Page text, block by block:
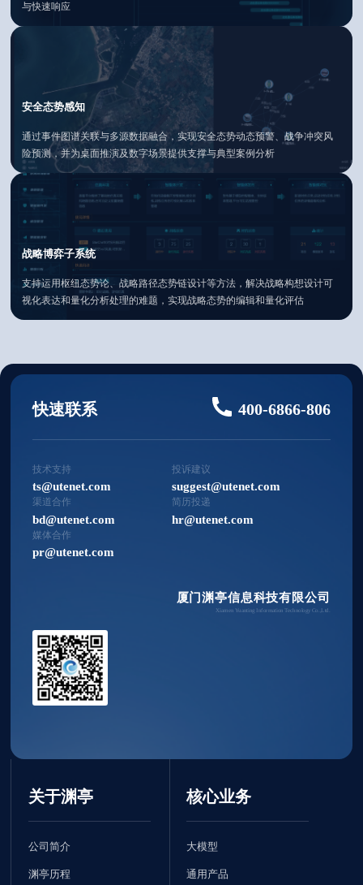
与快速响应
安全态势感知
通过事件图谱关联与多源数据融合，实现安全态势动态预警、战争冲突风
险预测，并为桌面推演及数字场景提供支撑与典型案例分析
战略博弈子系统
支持运用枢纽态势论、战略路径态势链设计等方法，解决战略构想设计可
视化表达和量化分析处理的难题，实现战略态势的编辑和量化评估
关于渊亭
公司简介
渊亭历程
核心业务
大模型
通用产品
快速联系 400-6866-806
技术支持
ts@utenet.com
投诉建议
suggest@utenet.com
渠道合作
bd@utenet.com
简历投递
hr@utenet.com
媒体合作
pr@utenet.com
厦门渊亭信息科技有限公司
Xiamen Yuanting Information Technology Co.,Ltd.